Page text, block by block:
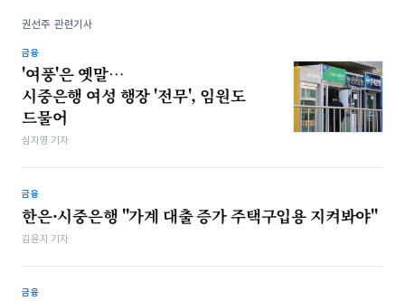
권선주 관련기사
금융
'여풍'은 옛말…
시중은행 여성 행장 '전무', 임원도
드물어
심지영 기자
금융
한은·시중은행 "가계 대출 증가 주택구입용 지켜봐야"
김윤지 기자
금융